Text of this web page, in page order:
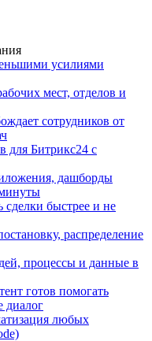
усилиями
мест, отделов и
сотрудников от
для Битрикс24 с
дашборды
быстрее и не
распределение
процессы и данные в
готов помогать
диалог
любых